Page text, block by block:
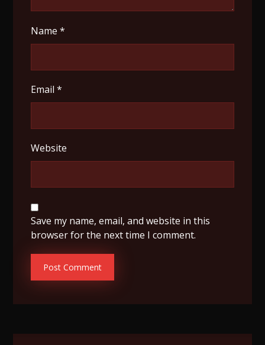
Name*
Email*
Website
Save my name, email, and website in this
browser for the next time I comment.